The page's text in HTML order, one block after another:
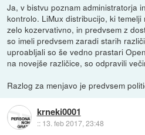
Ja, v bistvu poznam administratorja
kontrolo. LiMux distribucijo, ki
zelo kozervativno, in predvsem z
so imeli predvsem zaradi starih
uproabljali so še vedno prastari
na novejše različice, so odpravili
Razlog za menjavo je predvsem
krneki0001
:: 13. feb 2017, 23:48